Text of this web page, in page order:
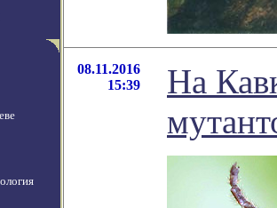
08.11.2016
15:39
На